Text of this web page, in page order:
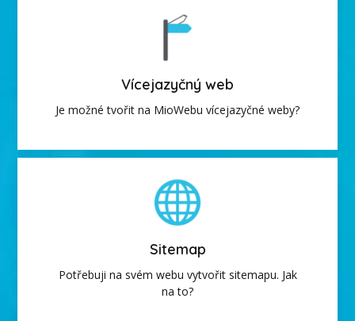
Vícejazyčný web
Je možné tvořit na MioWebu vícejazyčné weby?
Sitemap
Potřebuji na svém webu vytvořit sitemapu. Jak
na to?